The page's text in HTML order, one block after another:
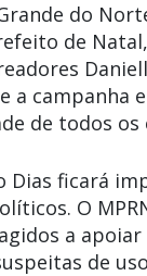
do
de Natal,
campanha
de todos
Dias ficará
O
a
de